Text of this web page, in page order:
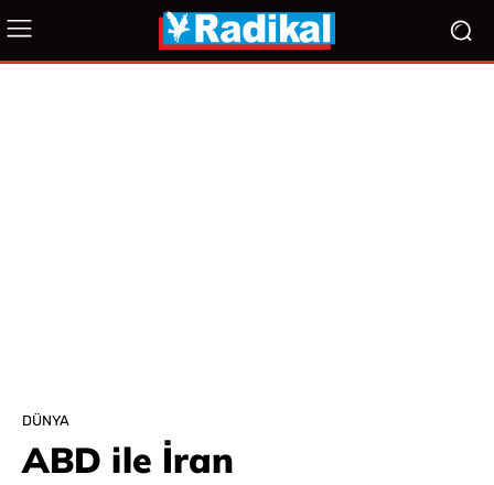
DÜNYA
ABD ile İran